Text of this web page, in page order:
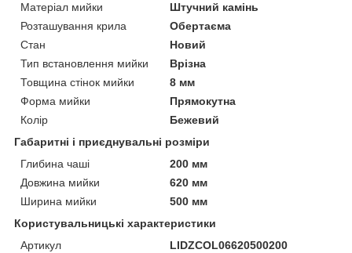
Матеріал мийки
Штучний камінь
Розташування крила
Обертаєма
Стан
Новий
Тип встановлення мийки
Врізна
Товщина стінок мийки
8 мм
Форма мийки
Прямокутна
Колір
Бежевий
Габаритні і приєднувальні розміри
Глибина чаші
200 мм
Довжина мийки
620 мм
Ширина мийки
500 мм
Користувальницькі характеристики
Артикул
LIDZCOL06620500200